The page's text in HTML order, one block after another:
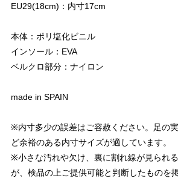
EU29(18cm)：内寸17cm
本体：ポリ塩化ビニル
インソール：EVA
ベルクロ部分：ナイロン
made in SPAIN
※内寸多少の誤差はご容赦ください。足の
ど余裕のある内寸サイズが適しています。
※小さな汚れや欠け、裏に割れ線が見られ
が、検品の上ご提供可能と判断したものを